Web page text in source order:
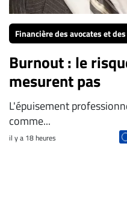
Financière des avocates et
Burnout : le
mesurent pas
L'épuisement
comme...
il y a 18 heures